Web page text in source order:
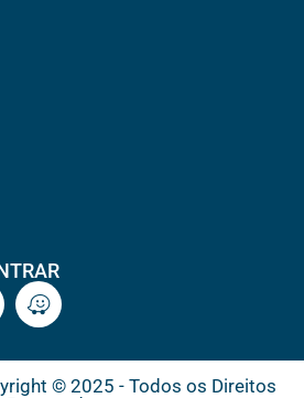
© 2025 - Todos os Direitos